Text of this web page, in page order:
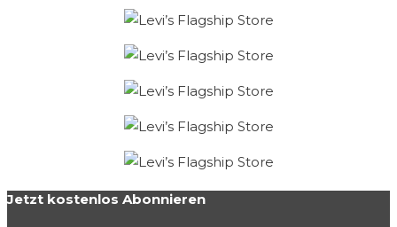
Jetzt kostenlos Abonnieren